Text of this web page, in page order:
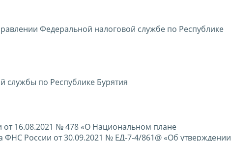
Федеральной налоговой службе по Республике
службы по Республике Бурятия
16.08.2021 № 478 «О Национальном плане
ФНС России от 30.09.2021 № ЕД-7-4/861@ «Об утверждении